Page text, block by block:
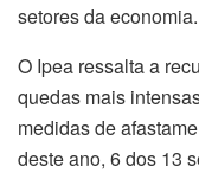
setores da economia.
O Ipea ressalta a
quedas mais
medidas de
deste ano, 6 dos 13